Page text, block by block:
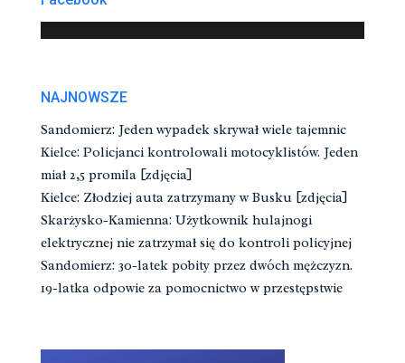
NAJNOWSZE
Sandomierz: Jeden wypadek skrywał wiele tajemnic
Kielce: Policjanci kontrolowali motocyklistów. Jeden
miał 2,5 promila [zdjęcia]
Kielce: Złodziej auta zatrzymany w Busku [zdjęcia]
Skarżysko-Kamienna: Użytkownik hulajnogi
elektrycznej nie zatrzymał się do kontroli policyjnej
Sandomierz: 30-latek pobity przez dwóch mężczyzn.
19-latka odpowie za pomocnictwo w przestępstwie